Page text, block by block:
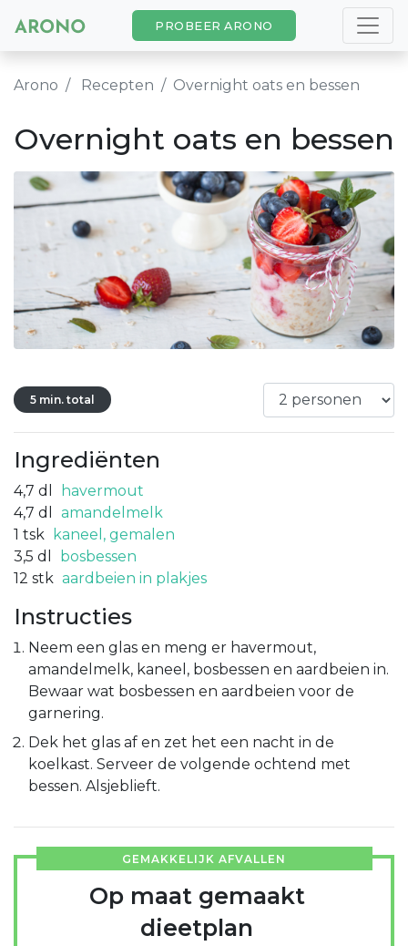
PROBEER ARONO
Arono Recepten Overnight oats en bessen
Overnight oats en bessen
5 min. total
Ingrediënten
4,7 dl
havermout
4,7 dl
amandelmelk
1 tsk
kaneel, gemalen
3,5 dl
bosbessen
12 stk aardbeien in plakjes
Instructies
Neem een glas en meng er havermout,
amandelmelk, kaneel, bosbessen en aardbeien in.
Bewaar wat bosbessen en aardbeien voor de
garnering.
Dek het glas af en zet het een nacht in de
koelkast. Serveer de volgende ochtend met
bessen. Alsjeblieft.
GEMAKKELIJK AFVALLEN
Op maat gemaakt
dieetplan